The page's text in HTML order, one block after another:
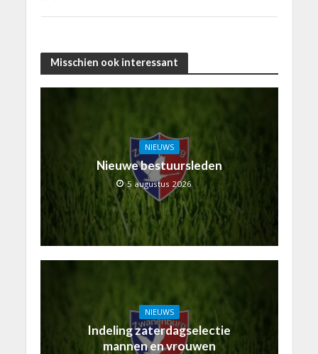
Misschien ook interessant
NIEUWS
Nieuwe bestuursleden
5 augustus 2026
NIEUWS
Indeling zaterdagselectie
mannen en vrouwen